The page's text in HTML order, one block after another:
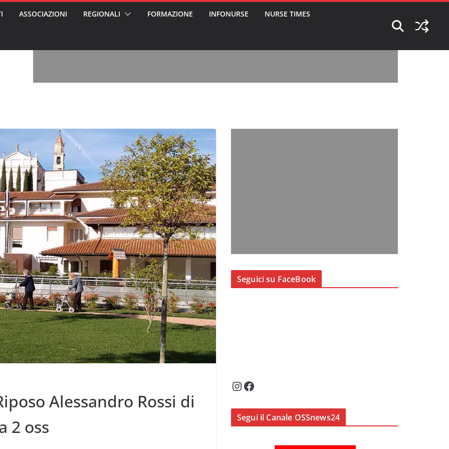
pubblico
sanitari
tutto quello
su
per gli oss?”
ASSOCIAZIONI REGIONALI FORMAZIONE INFONURSE NURSE TIMES
Alessandro Rossi di
2 oss
Seguici su FaceBook
InstagramFacebook
Segui il Canale OSSnews24